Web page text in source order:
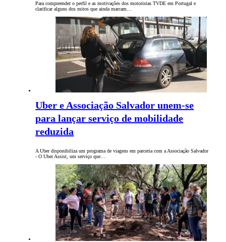
Para compreender o perfil e as motivações dos motoristas TVDE em Portugal e
clarificar alguns dos mitos que ainda marcam…
Uber e Associação Salvador unem-se
para lançar serviço de mobilidade
reduzida
A Uber disponibiliza um programa de viagens em parceria com a Associação Salvador
- O Uber Assist, um serviço que…